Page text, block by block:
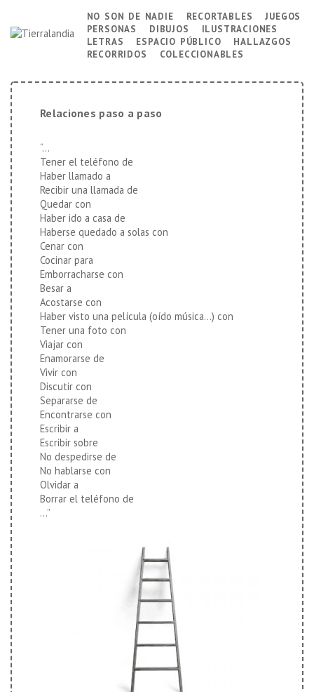
Saltar
Navegación
principal
no son de nadie recortables juegos
personas dibujos ilustraciones
letras espacio público hallazgos
recorridos coleccionables
Relaciones paso a paso
“…
Tener el teléfono de
Haber llamado a
Recibir una llamada de
Quedar con
Haber ido a casa de
Haberse quedado a solas con
Cenar con
Cocinar para
Emborracharse con
Besar a
Acostarse con
Haber visto una película (oído música…) con
Tener una foto con
Viajar con
Enamorarse de
Vivir con
Discutir con
Separarse de
Encontrarse con
Escribir a
Escribir sobre
No despedirse de
No hablarse con
Olvidar a
Borrar el teléfono de
…”